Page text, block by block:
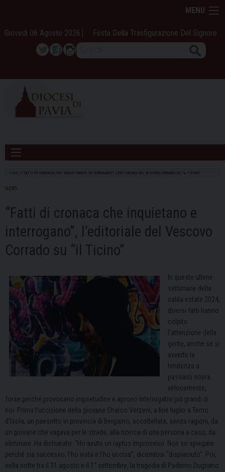
content
MENU
Giovedì 06 Agosto 2026 Festa Della Trasfigurazione Del Signore
TwitterFacebook
Instagram
HOME “FATTI DI CRONACA CHE INQUIETANO E INTERROGANO”, L’EDITORIALE DEL VESCOVO CORRADO SU “IL TICINO”
NEWS
“Fatti di cronaca che inquietano e
interrogano”, l’editoriale del Vescovo
Corrado su “il Ticino”
In queste ultime
settimane della
calda estate 2024,
diversi fatti hanno
colpito
l’attenzione della
gente, anche se si
avverte la
tendenza a
passarci sopra
velocemente,
forse perché provocano inquietudine e aprono interrogativi più grandi di
noi. Prima l’uccisione della giovane Sharon Verzeni, a fine luglio a Terno
d’Isola, un paesotto in provincia di Bergamo, accoltellata, senza ragioni, da
un giovane che vagava per le strade, alla ricerca di una persona a caso, da
eliminare. Ha dichiarato: “Ho avuto un raptus improvviso. Non so spiegare
perché sia successo, l’ho vista e l’ho uccisa”, dicendosi “dispiaciuto”. Poi,
nella notte tra il 31 agosto e il 1° settembre, la tragedia di Paderno Dugnano